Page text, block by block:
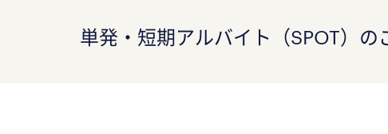
単発・短期アルバイト（SPOT）の